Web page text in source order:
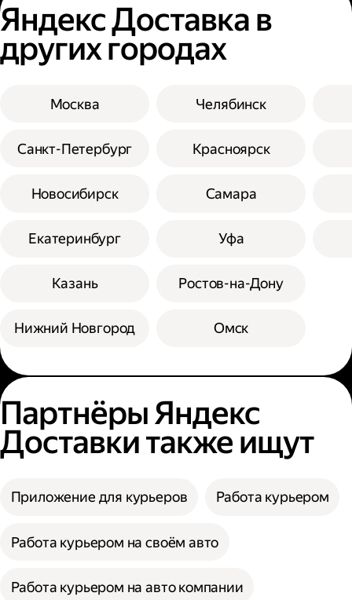
Яндекс Доставка в
других городах
Москва
Санкт-Петербург
Новосибирск
Екатеринбург
Казань
Нижний Новгород
Челябинск
Красноярск
Самара
Уфа
Ростов-на-Дону
Омск
Партнёры Яндекс
Доставки также ищут
Приложение для курьеров Работа курьером
Работа курьером на своём авто
Работа курьером на авто компании